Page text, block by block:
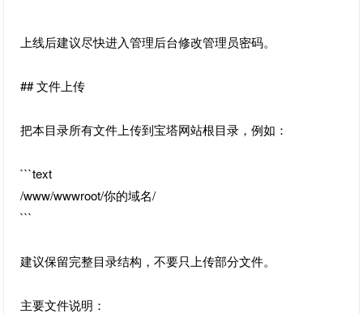
上线后建议尽快进入管理后台修改管理员密码。
## 文件上传
把本目录所有文件上传到宝塔网站根目录，例如：
```text
/www/wwwroot/你的域名/
```
建议保留完整目录结构，不要只上传部分文件。
主要文件说明：